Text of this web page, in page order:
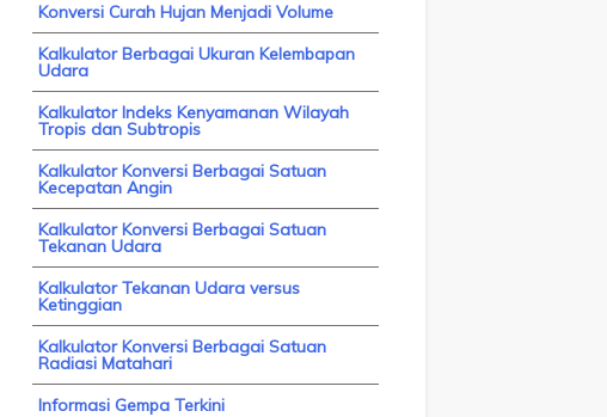
Konversi Curah Hujan Menjadi Volume
Kalkulator Berbagai Ukuran Kelembapan
Udara
Kalkulator Indeks Kenyamanan Wilayah
Tropis dan Subtropis
Kalkulator Konversi Berbagai Satuan
Kecepatan Angin
Kalkulator Konversi Berbagai Satuan
Tekanan Udara
Kalkulator Tekanan Udara versus
Ketinggian
Kalkulator Konversi Berbagai Satuan
Radiasi Matahari
Informasi Gempa Terkini